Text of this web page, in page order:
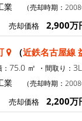
業 （売却時期：
売却価格 2,900万
（近鉄名古屋線
75.0 ㎡ ・間取り：
業 （売却時期：
売却価格 2,200万